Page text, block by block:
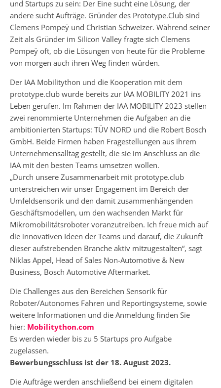
und Startups zu sein: Der Eine sucht eine Lösung, der
andere sucht Aufträge. Gründer des Prototype.Club sind
Clemens Pompeÿ und Christian Schweizer. Während seiner
Zeit als Gründer im Silicon Valley fragte sich Clemens
Pompeÿ oft, ob die Lösungen von heute für die Probleme
von morgen auch ihren Weg finden würden.
Der IAA Mobilitython und die Kooperation mit dem
prototype.club wurde bereits zur IAA MOBILITY 2021 ins
Leben gerufen. Im Rahmen der IAA MOBILITY 2023 stellen
zwei renommierte Unternehmen die Aufgaben an die
ambitionierten Startups: TÜV NORD und die Robert Bosch
GmbH. Beide Firmen haben Fragestellungen aus ihrem
Unternehmensalltag gestellt, die sie im Anschluss an die
IAA mit den besten Teams umsetzen wollen.
„Durch unsere Zusammenarbeit mit prototype.club
unterstreichen wir unser Engagement im Bereich der
Umfeldsensorik und den damit zusammenhängenden
Geschäftsmodellen, um den wachsenden Markt für
Mikromobilitätsroboter voranzutreiben. Ich freue mich auf
die innovativen Ideen der Teams und darauf, die Zukunft
dieser aufstrebenden Branche aktiv mitzugestalten“, sagt
Niklas Appel, Head of Sales Non-Automotive & New
Business, Bosch Automotive Aftermarket.
Die Challenges aus den Bereichen Sensorik für
Roboter/Autonomes Fahren und Reportingsysteme, sowie
weitere Informationen und die Anmeldung finden Sie
hier: Mobilitython.com
Es werden wieder bis zu 5 Startups pro Aufgabe
zugelassen.
Bewerbungsschluss ist der 18. August 2023.
Die Aufträge werden anschließend bei einem digitalen